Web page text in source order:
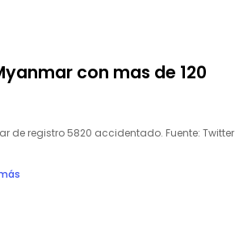
con mas de 120
de registro 5820 accidentado. Fuente: Twitter